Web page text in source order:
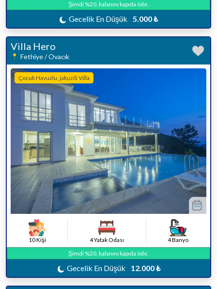
Şimdi %20, kalanını kapıda öde.
Gecelik En Düşük 5.000 ₺
Villa Hero
Fethiye / Ovacık
Çocuk Havuzlu, jakuzili Villa
10 Kişi 4 Yatak Odası
4 Banyo
Şimdi %20, kalanını kapıda öde.
Gecelik En Düşük 12.000 ₺